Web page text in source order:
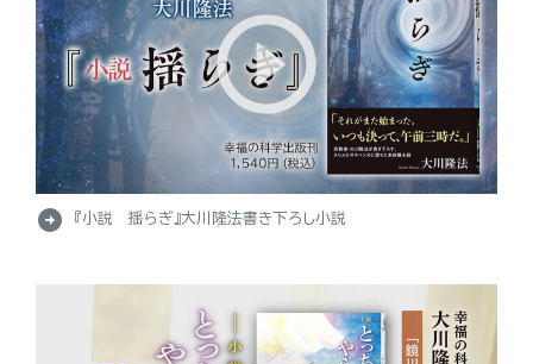
arrow_circle_right 『小説 揺らぎ』大川隆法書き下ろし小説